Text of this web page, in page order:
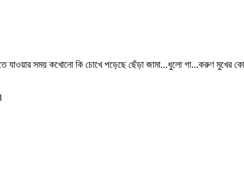
যাওয়ার সময় কখোনো কি চোখে পড়েছে ছেঁড়া জামা...ধুলো গা...করুণ মুখের